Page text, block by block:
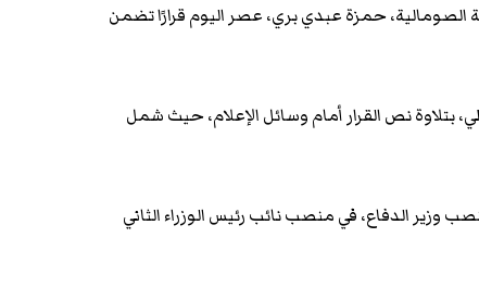
الصومالية، حمزة عبدي بري، عصر اليوم قرارًا تضمن
نص القرار أمام وسائل الإعلام، حيث شمل
الدفاع، في منصب نائب رئيس الوزراء الثاني